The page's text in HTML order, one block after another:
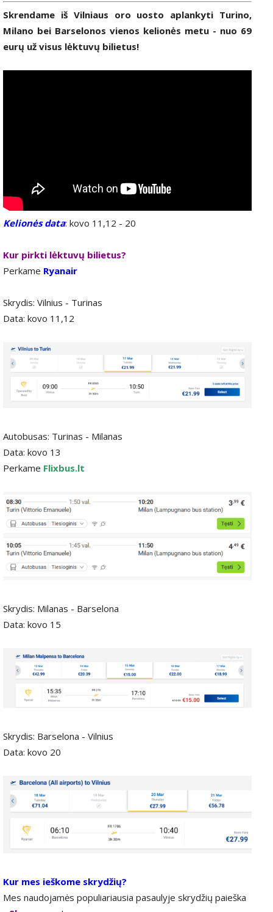
Skrendame iš Vilniaus oro uosto aplankyti Turino,
Milano bei Barselonos vienos kelionės metu - nuo 69
eurų už visus lėktuvų bilietus!
Kelionės data: kovo 11,12 - 20
Kur pirkti lėktuvų bilietus?
Perkame Ryanair
Skrydis: Vilnius - Turinas
Data: kovo 11,12
Autobusas: Turinas - Milanas
Data: kovo 13
Perkame Flixbus.lt
Skrydis: Milanas - Barselona
Data: kovo 15
Skrydis: Barselona - Vilnius
Data: kovo 20
Kur mes ieškome skrydžių?
Mes naudojamės populiariausia pasaulyje skrydžių paieška